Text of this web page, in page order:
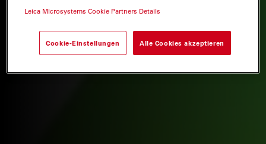
Leica Microsystems Cookie Partners Details
Cookie-Einstellungen Alle Cookies akzeptieren